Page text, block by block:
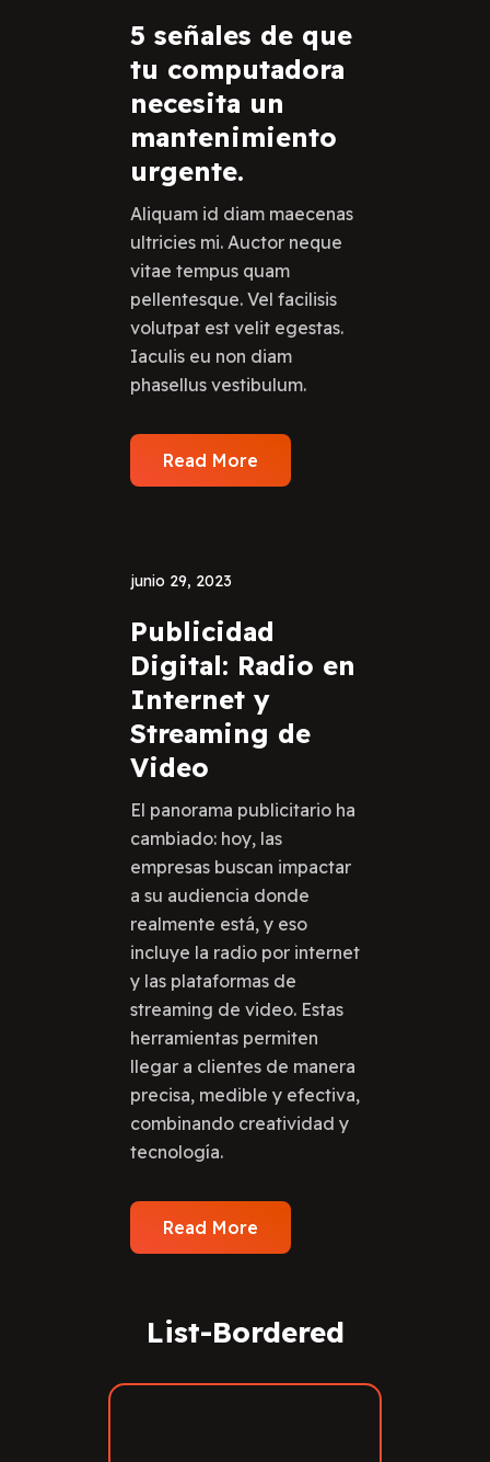
5 señales de que
tu computadora
necesita un
mantenimiento
urgente.
Aliquam id diam maecenas
ultricies mi. Auctor neque
vitae tempus quam
pellentesque. Vel facilisis
volutpat est velit egestas.
Iaculis eu non diam
phasellus vestibulum.
Read More
junio 29, 2023
Publicidad
Digital: Radio en
Internet y
Streaming de
Video
El panorama publicitario ha
cambiado: hoy, las
empresas buscan impactar
a su audiencia donde
realmente está, y eso
incluye la radio por internet
y las plataformas de
streaming de video. Estas
herramientas permiten
llegar a clientes de manera
precisa, medible y efectiva,
combinando creatividad y
tecnología.
Read More
List-Bordered